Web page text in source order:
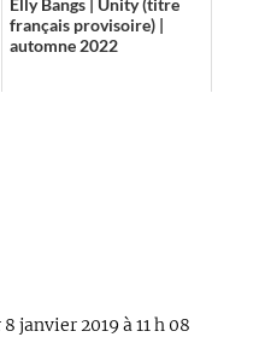
Elly Bangs | Unity (titre
français provisoire) |
automne 2022
janvier 2019 à 11 h 08